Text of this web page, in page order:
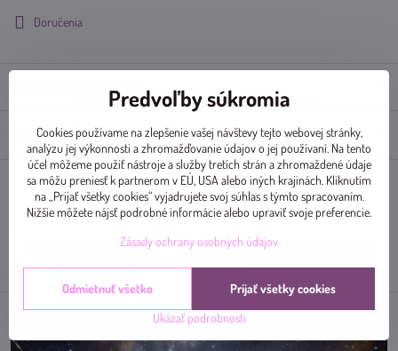
Doručenia
Doplnkové informácie
Diskusia 0
FacebookTwitter BlueskyPinterestReddit LinkedInWhatsApp
E-
mail
Predchádzajúci produkt Nasledujúci produkt
Predvoľby súkromia
Cookies používame na zlepšenie vašej návštevy tejto webovej stránky,
analýzu jej výkonnosti a zhromažďovanie údajov o jej používaní. Na tento
účel môžeme použiť nástroje a služby tretích strán a zhromaždené údaje
sa môžu preniesť k partnerom v EÚ, USA alebo iných krajinách. Kliknutím
na „Prijať všetky cookies“ vyjadrujete svoj súhlas s týmto spracovaním.
Nižšie môžete nájsť podrobné informácie alebo upraviť svoje preferencie.
Zásady ochrany osobných údajov
Ukázať podrobnosti
Prijať všetky cookies
Odmietnuť všetko